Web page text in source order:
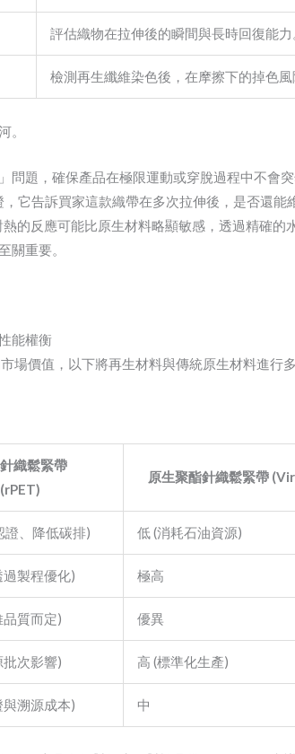
評估織物在拉伸後的瞬間與長時回復能力
檢測再生纖維染色後，在摩擦下的掉色風
。
問題，確保產品在極限運動或穿脫過程中不會突
它告訴買家這款織帶在多次拉伸後，是否還能
的反應可能比原生材料略顯敏感，透過精確
關重要。
能權衡
場價值，以下將再生材料與傳統原生材料進行多
織鬆緊帶
(rPET)
原生聚酯針織鬆緊帶
證、降低碳排) 低 (消耗石油資源)
過製程優化) 極高
品質而定) 優異
批次影響) 高 (標準化生產)
與溯源成本) 中